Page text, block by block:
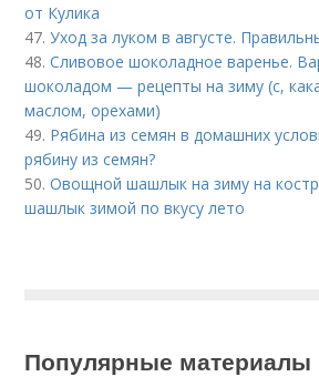
от Кулика
47.Уход за луком в августе.
48.Сливовое шоколадное варенье.
шоколадом — рецепты на зиму (с,
маслом, орехами)
49. Рябина из семян в домашних
рябину из семян?
50.Овощной шашлык на зиму на
шашлык зимой по вкусу лето
Популярные материалы